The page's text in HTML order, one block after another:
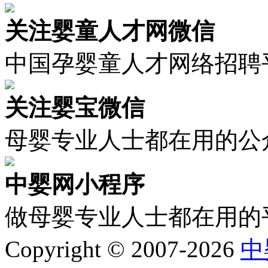
关注婴童人才网微信
中国孕婴童人才网络招聘
关注婴宝微信
母婴专业人士都在用的公
中婴网小程序
做母婴专业人士都在用的
Copyright © 2007-2026